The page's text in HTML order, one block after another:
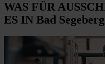
WAS FÜR
ES IN Bad